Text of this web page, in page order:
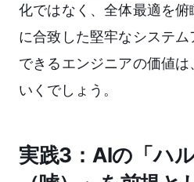
化ではなく、全体最適を
に合致した堅牢なシステ
できるエンジニアの価値
いくでしょう。
実践3：AIの「ハ